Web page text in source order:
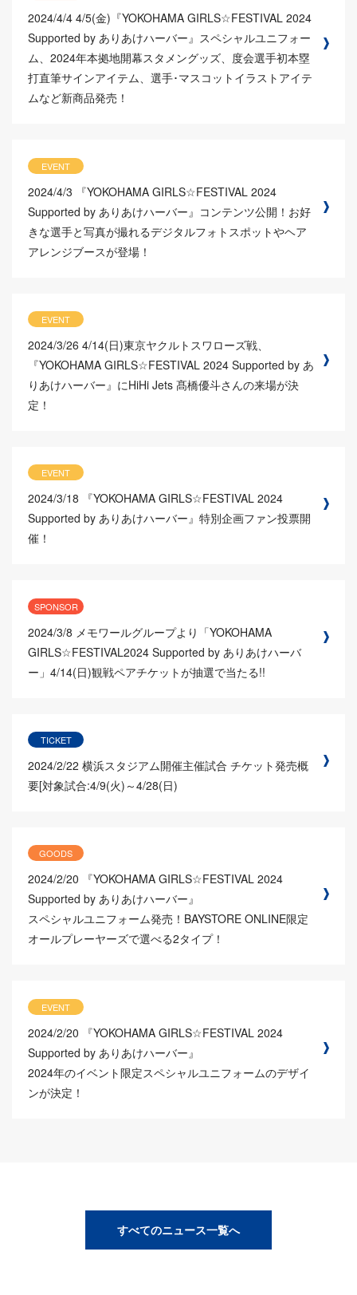
2024/4/4 4/5(金)『YOKOHAMA GIRLS☆FESTIVAL 2024
Supported by ありあけハーバー』スペシャルユニフォー
ム、2024年本拠地開幕スタメングッズ、度会選手初本塁
打直筆サインアイテム、選手･マスコットイラストアイテ
ムなど新商品発売！
EVENT
2024/4/3
『YOKOHAMA GIRLS☆FESTIVAL 2024
Supported by ありあけハーバー』コンテンツ公開！お好
きな選手と写真が撮れるデジタルフォトスポットやヘア
アレンジブースが登場！
EVENT
2024/3/26 4/14(日)東京ヤクルトスワローズ戦、
『YOKOHAMA GIRLS☆FESTIVAL 2024 Supported by あ
りあけハーバー』にHiHi Jets 髙橋優斗さんの来場が決
定！
EVENT
2024/3/18
『YOKOHAMA GIRLS☆FESTIVAL 2024
Supported by ありあけハーバー』特別企画ファン投票開
催！
SPONSOR
2024/3/8 メモワールグループより「YOKOHAMA
GIRLS☆FESTIVAL2024 Supported by ありあけハーバ
ー」4/14(日)観戦ペアチケットが抽選で当たる!!
TICKET
2024/2/22 横浜スタジアム開催主催試合 チケット発売概
要[対象試合:4/9(火)～4/28(日)
GOODS
2024/2/20
『YOKOHAMA GIRLS☆FESTIVAL 2024
Supported by ありあけハーバー』
スペシャルユニフォーム発売！BAYSTORE ONLINE限定
オールプレーヤーズで選べる2タイプ！
EVENT
2024/2/20
『YOKOHAMA GIRLS☆FESTIVAL 2024
Supported by ありあけハーバー』
2024年のイベント限定スペシャルユニフォームのデザイ
ンが決定！
すべてのニュース一覧へ